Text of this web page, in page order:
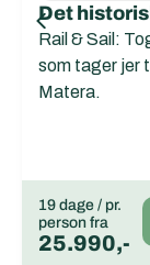
Det
Rail & Sail:
som tager jer
Matera.
19 dage / pr.
person fra
25.990,-